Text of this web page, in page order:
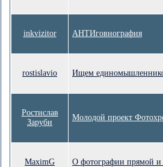
inkvizitor АНТИговнография
rostislavio Ищем
Ростислав
Заруби
Молодой проект
MaximG О фотографии прямой и